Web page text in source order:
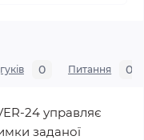
0 Питання 0
24 управляє
заданої